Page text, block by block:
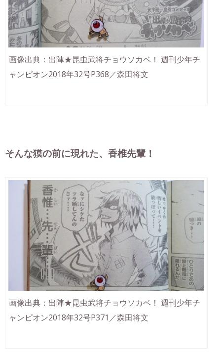
画像出典：出陣★昆虫武将チョウソカベ！ 週刊少年チ
ャンピオン2018年32号P368／森田将文
そんな獏の前に現れた、香椎先輩！
画像出典：出陣★昆虫武将チョウソカベ！ 週刊少年チ
ャンピオン2018年32号P371／森田将文